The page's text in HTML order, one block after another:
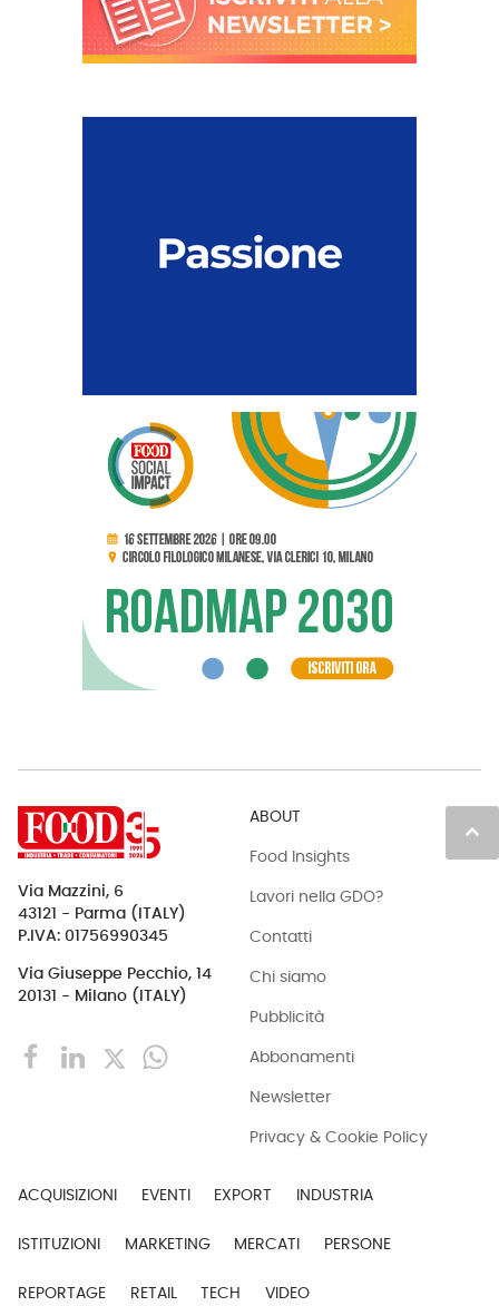
keyboard_arrow_up
Via Mazzini, 6
43121 - Parma (ITALY)
P.IVA: 01756990345
Via Giuseppe Pecchio, 14
20131 - Milano (ITALY)
ABOUT
Food Insights
Lavori nella GDO?
Contatti
Chi siamo
Pubblicità
Abbonamenti
Newsletter
Privacy & Cookie Policy
ACQUISIZIONI EVENTI EXPORT INDUSTRIA
ISTITUZIONI MARKETING MERCATI PERSONE
REPORTAGE RETAIL TECH VIDEO